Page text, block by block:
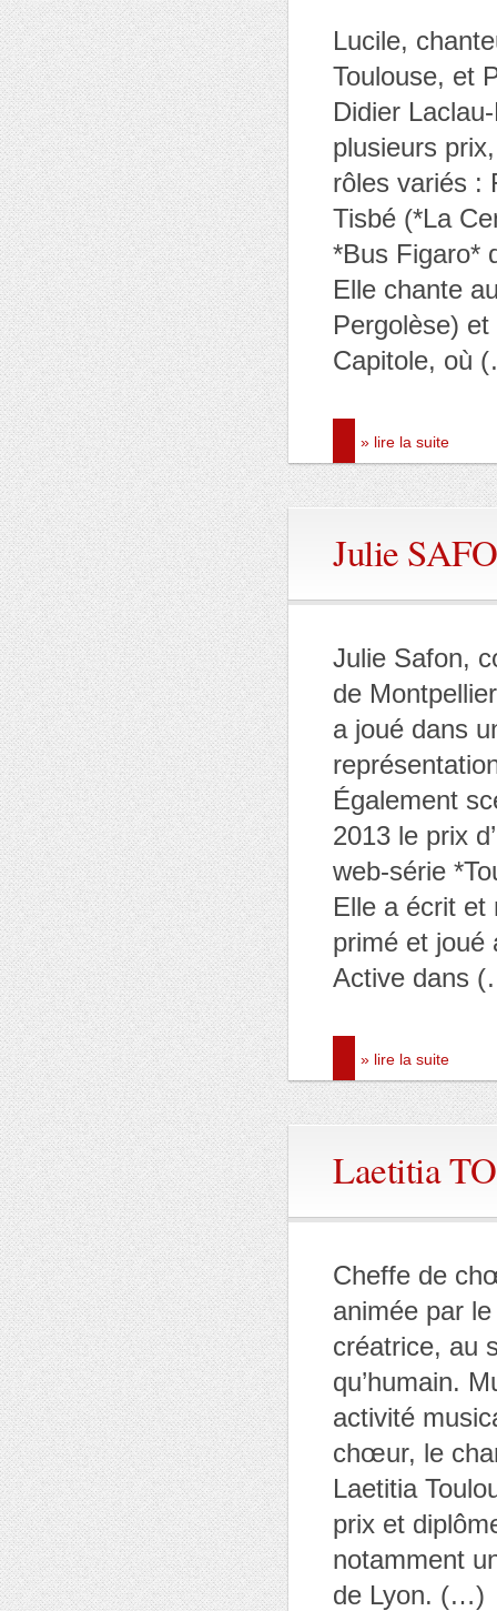
Lucile,
Toulouse, et
Didier
plusieurs
rôles variés :
Tisbé (*La
*Bus Figaro*
Elle chante
Pergolèse)
Capitole, où
» lire la suite
Julie
Julie Safon,
de
a joué dans
Également
2013 le prix
web-série
Elle a écrit et
primé et joué
Active dans
» lire la suite
Laetitia
Cheffe de
animée par
créatrice, au
qu’humain.
activité
chœur, le
Laetitia
prix et
notamment
de Lyon. (…)